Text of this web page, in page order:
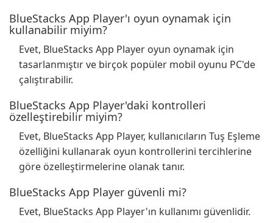
BlueStacks App Player'ı oyun oynamak için
kullanabilir miyim?
Evet, BlueStacks App Player oyun oynamak için
tasarlanmıştır ve birçok popüler mobil oyunu PC'de
çalıştırabilir.
BlueStacks App Player'daki kontrolleri
özelleştirebilir miyim?
Evet, BlueStacks App Player, kullanıcıların Tuş Eşleme
özelliğini kullanarak oyun kontrollerini tercihlerine
göre özelleştirmelerine olanak tanır.
BlueStacks App Player güvenli mi?
Evet, BlueStacks App Player'ın kullanımı güvenlidir.